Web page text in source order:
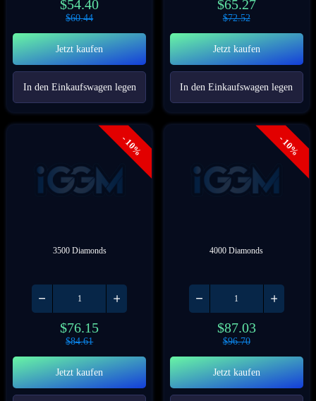
$54.40
$60.44
Jetzt kaufen
In den Einkaufswagen legen
$65.27
$72.52
Jetzt kaufen
In den Einkaufswagen legen
- 10%
3500 Diamonds
$76.15
$84.61
Jetzt kaufen
- 10%
4000 Diamonds
$87.03
$96.70
Jetzt kaufen